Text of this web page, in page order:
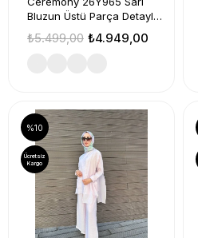
Bluzun Üstü Parça Detaylı
₺4.949,00
₺5.499,00
%10
Ücretsiz
Kargo